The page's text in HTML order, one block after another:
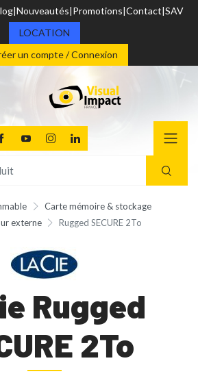
Nouveautés Promotions Contact SAV
LOCATION
un compte / Connexion
Carte mémoire & stockage
externe
Rugged SECURE 2To
Rugged
2To